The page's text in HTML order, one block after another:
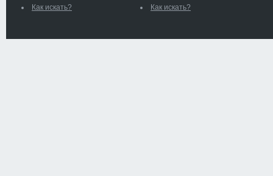
Как искать?
Как искать?